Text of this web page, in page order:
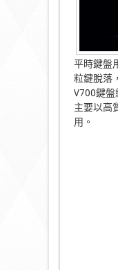
平時鍵盤
粒鍵脫落
V700鍵盤
主要以高
用。